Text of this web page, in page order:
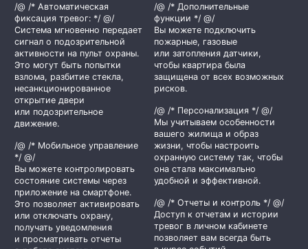
/@ /* Автоматическая
фиксация тревог: */ @/
Система мгновенно передает
сигнал о подозрительной
активности на пульт охраны.
Это могут быть попытки
взлома, разбитие стекла,
несанкционированное
открытие двери
или подозрительное
движение.
/@ /* Мобильное управление
*/ @/
Вы можете контролировать
состояние системы через
приложение на смартфоне.
Это позволяет активировать
или отключать охрану,
получать уведомления
и просматривать отчеты
/@ /* Дополнительные
функции */ @/
Вы можете подключить
пожарные, газовые
или затопления датчики,
чтобы квартира была
защищена от всех возможных
рисков.
/@ /* Персонализация */ @/
Мы учитываем особенности
вашего жилища и образ
жизни, чтобы настроить
охранную систему так, чтобы
она стала максимально
удобной и эффективной.
/@ /* Отчеты и контроль */ @/
Доступ к отчетам и истории
тревог в личном кабинете
позволяет вам всегда быть